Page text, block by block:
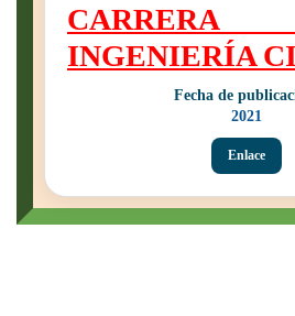
INGENIERÍA
Fecha de
2021
Enlace